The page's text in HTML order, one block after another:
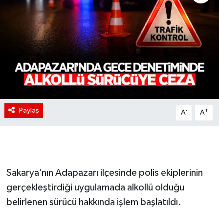
Paylaş A- A+
Sakarya’nın Adapazarı ilçesinde polis ekiplerinin
gerçekleştirdiği uygulamada alkollü olduğu
belirlenen sürücü hakkında işlem başlatıldı.